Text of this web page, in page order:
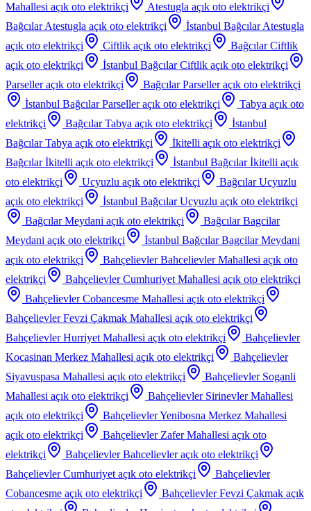
Mahallesi açık oto elektrikçi Atestugla açık oto elektrikçi
Bağcılar Atestugla açık oto elektrikçi
İstanbul Bağcılar Atestugla
açık oto elektrikçi
Ciftlik açık oto elektrikçi
Bağcılar Ciftlik
açık oto elektrikçi
İstanbul Bağcılar Ciftlik açık oto elektrikçi
Parseller açık oto elektrikçi Bağcılar Parseller açık oto elektrikçi
İstanbul Bağcılar Parseller açık oto elektrikçi Tabya açık oto
elektrikçi
Bağcılar Tabya açık oto elektrikçi
İstanbul
Bağcılar Tabya açık oto elektrikçi İkitelli açık oto elektrikçi
Bağcılar İkitelli açık oto elektrikçi İstanbul Bağcılar İkitelli açık
oto elektrikçi
Ucyuzlu açık oto elektrikçi
Bağcılar Ucyuzlu
açık oto elektrikçi
İstanbul Bağcılar Ucyuzlu açık oto elektrikçi
Bağcılar Meydani açık oto elektrikçi
Bağcılar Bagcilar
Meydani açık oto elektrikçi
İstanbul Bağcılar Bagcilar Meydani
açık oto elektrikçi
Bahçelievler Bahcelievler Mahallesi açık oto
elektrikçi
Bahçelievler Cumhuriyet Mahallesi açık oto elektrikçi
Bahçelievler Cobancesme Mahallesi açık oto elektrikçi
Bahçelievler Fevzi Çakmak Mahallesi açık oto elektrikçi
Bahçelievler Hurriyet Mahallesi açık oto elektrikçi
Bahçelievler
Kocasinan Merkez Mahallesi açık oto elektrikçi
Bahçelievler
Siyavuspasa Mahallesi açık oto elektrikçi
Bahçelievler Soganli
Mahallesi açık oto elektrikçi
Bahçelievler Sirinevler Mahallesi
açık oto elektrikçi
Bahçelievler Yenibosna Merkez Mahallesi
açık oto elektrikçi
Bahçelievler Zafer Mahallesi açık oto
elektrikçi
Bahçelievler Bahcelievler açık oto elektrikçi
Bahçelievler Cumhuriyet açık oto elektrikçi
Bahçelievler
Cobancesme açık oto elektrikçi Bahçelievler Fevzi Çakmak açık